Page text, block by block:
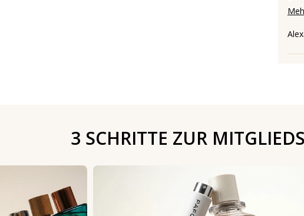
3 SCHRITTE ZUR